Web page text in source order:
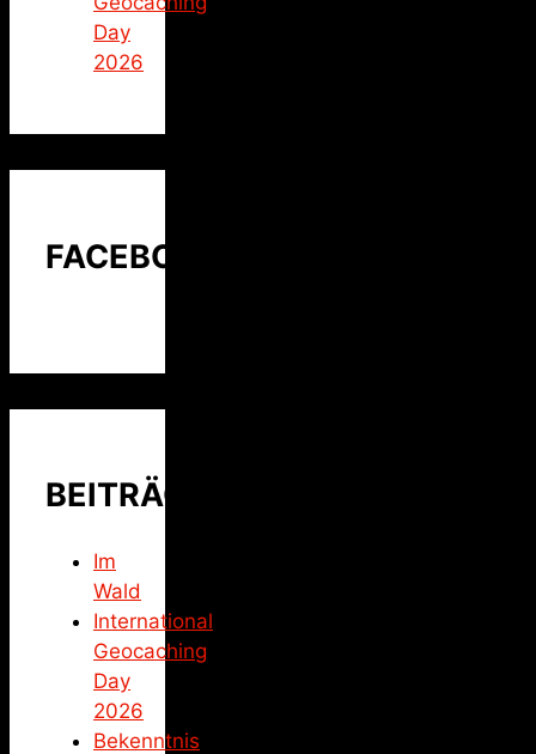
Day
2026
FACEBOOK
BEITRÄGE
Im
Wald
International
Geocaching
Day
2026
Bekenntnis